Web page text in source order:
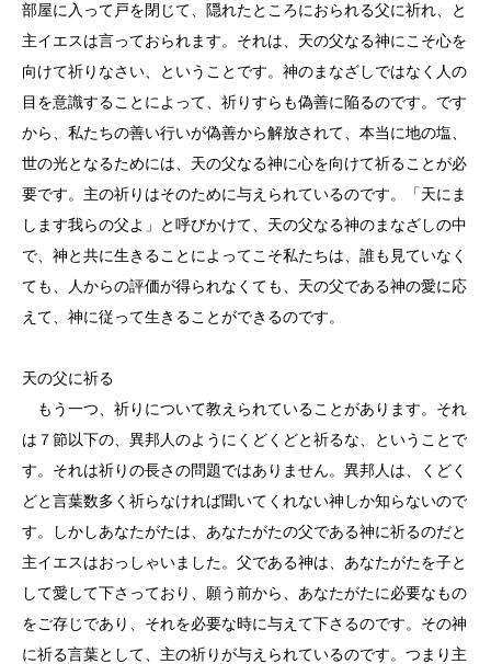
部屋に入って戸を閉じて、隠れたところにおられる父に祈れ、と
主イエスは言っておられます。それは、天の父なる神にこそ心を
向けて祈りなさい、ということです。神のまなざしではなく人の
目を意識することによって、祈りすらも偽善に陥るのです。です
から、私たちの善い行いが偽善から解放されて、本当に地の塩、
世の光となるためには、天の父なる神に心を向けて祈ることが必
要です。主の祈りはそのために与えられているのです。「天にま
します我らの父よ」と呼びかけて、天の父なる神のまなざしの中
で、神と共に生きることによってこそ私たちは、誰も見ていなく
ても、人からの評価が得られなくても、天の父である神の愛に応
えて、神に従って生きることができるのです。
天の父に祈る
もう一つ、祈りについて教えられていることがあります。それ
は７節以下の、異邦人のようにくどくどと祈るな、ということで
す。それは祈りの長さの問題ではありません。異邦人は、くどく
どと言葉数多く祈らなければ聞いてくれない神しか知らないので
す。しかしあなたがたは、あなたがたの父である神に祈るのだと
主イエスはおっしゃいました。父である神は、あなたがたを子と
して愛して下さっており、願う前から、あなたがたに必要なもの
をご存じであり、それを必要な時に与えて下さるのです。その神
に祈る言葉として、主の祈りが与えられているのです。つまり主